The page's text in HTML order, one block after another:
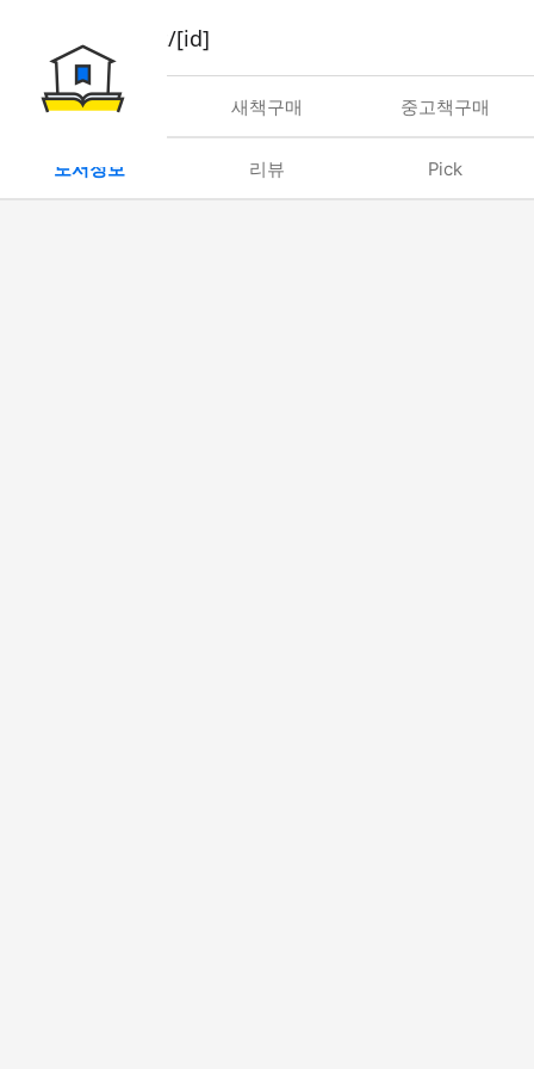
book/rent/[id]
대여 새책구매 중고책구매
도서정보 리뷰 Pick